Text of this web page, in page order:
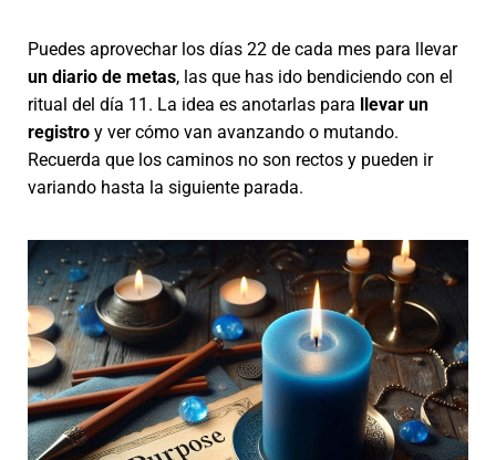
Puedes aprovechar los días 22 de cada mes para llevar
un diario de metas, las que has ido bendiciendo con el
ritual del día 11. La idea es anotarlas para llevar un
registro y ver cómo van avanzando o mutando.
Recuerda que los caminos no son rectos y pueden ir
variando hasta la siguiente parada.